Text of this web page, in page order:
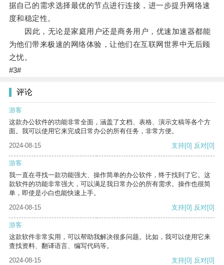
据自己的需求选择最优的节点进行连接，进一步提升网络速
度和稳定性。
因此，无论是家庭用户还是商务用户，优速加速器都能
为他们带来极速的网络体验，让他们在互联网世界中无后顾
之忧。
#3#
评论
游客
这款办公软件的功能非常全面，涵盖了文档、表格、演示文稿等各个方
面。我可以使用它来完成日常办公的所有任务，非常方便。
2024-08-15
支持[0] 反对[0]
游客
我一直在寻找一款功能强大、操作简单的办公软件，终于找到了它。这
款软件的功能非常强大，可以满足我日常办公的所有需求。操作也很简
单，即使是小白也能快速上手。
2024-08-15
支持[0] 反对[0]
游客
这款软件非常实用，可以帮助我解决很多问题。比如，我可以使用它来
查找资料、翻译语言、编写代码等。
2024-08-15
支持[0] 反对[0]